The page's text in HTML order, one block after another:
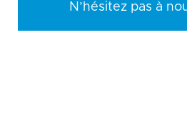
N’hésitez pas à